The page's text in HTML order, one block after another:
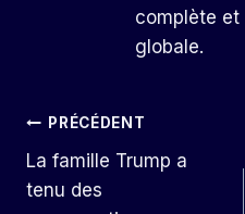
complète et
globale.
Navigation
De
PRÉCÉDENT
La famille Trump a
tenu des